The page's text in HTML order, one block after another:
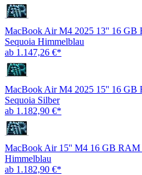
MacBook Air M4 2025 13'' 16 GB
Sequoia Himmelblau
ab 1.147,26 €*
MacBook Air M4 2025 15'' 16 GB
Sequoia Silber
ab 1.182,90 €*
MacBook Air 15'' M4 16 GB RAM
Himmelblau
ab 1.182,90 €*